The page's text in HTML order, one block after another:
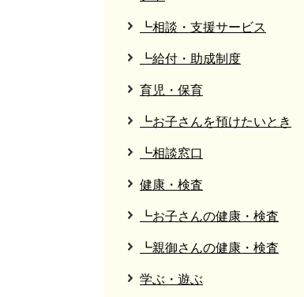
┗相談・支援サービス
┗給付・助成制度
育児・保育
┗お子さんを預けたいとき
┗相談窓口
健康・検査
┗お子さんの健康・検査
┗親御さんの健康・検査
学ぶ・遊ぶ